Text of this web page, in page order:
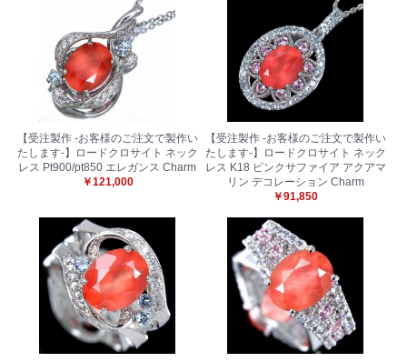
【受注製作 -お客様のご注文で製作い
たします-】ロードクロサイト ネック
レス Pt900/pt850 エレガンス Charm
￥121,000
【受注製作 -お客様のご注文で製作い
たします-】ロードクロサイト ネック
レス K18 ピンクサファイア アクアマ
リン デコレーション Charm
￥91,850